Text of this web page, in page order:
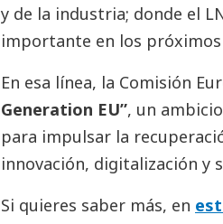
y de la industria; donde el
importante en los próximos
En esa línea, la Comisión
Generation EU”, un
para impulsar la
innovación, digitalización y
Si quieres saber más, en